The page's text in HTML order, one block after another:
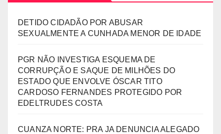
DETIDO CIDADÃO POR ABUSAR
SEXUALMENTE A CUNHADA MENOR DE IDADE
PGR NÃO INVESTIGA ESQUEMA DE
CORRUPÇÃO E SAQUE DE MILHÕES DO
ESTADO QUE ENVOLVE ÓSCAR TITO
CARDOSO FERNANDES PROTEGIDO POR
EDELTRUDES COSTA
CUANZA NORTE: PRA JA DENUNCIA ALEGADO